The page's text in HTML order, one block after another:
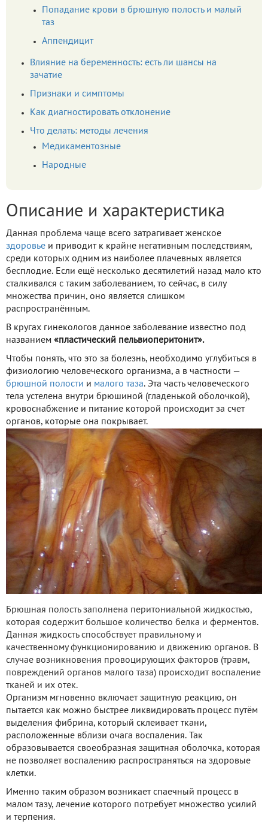
Попадание крови в брюшную полость и малый
таз
Аппендицит
Влияние на беременность: есть ли шансы на
зачатие
Признаки и симптомы
Как диагностировать отклонение
Что делать: методы лечения
Медикаментозные
Народные
Описание и характеристика
Данная проблема чаще всего затрагивает женское
здоровье и приводит к крайне негативным последствиям,
среди которых одним из наиболее плачевных является
бесплодие. Если ещё несколько десятилетий назад мало кто
сталкивался с таким заболеванием, то сейчас, в силу
множества причин, оно является слишком
распространённым.
В кругах гинекологов данное заболевание известно под
названием «пластический пельвиоперитонит».
Чтобы понять, что это за болезнь, необходимо углубиться в
физиологию человеческого организма, а в частности —
брюшной полости и малого таза. Эта часть человеческого
тела устелена внутри брюшиной (гладенькой оболочкой),
кровоснабжение и питание которой происходит за счет
органов, которые она покрывает.
Брюшная полость заполнена перитониальной жидкостью,
которая содержит большое количество белка и ферментов.
Данная жидкость способствует правильному и
качественному функционированию и движению органов. В
случае возникновения провоцирующих факторов (травм,
повреждений органов малого таза) происходит воспаление
тканей и их отек.
Организм мгновенно включает защитную реакцию, он
пытается как можно быстрее ликвидировать процесс путём
выделения фибрина, который склеивает ткани,
расположенные вблизи очага воспаления. Так
образовывается своеобразная защитная оболочка, которая
не позволяет воспалению распространяться на здоровые
клетки.
Именно таким образом возникает спаечный процесс в
малом тазу, лечение которого потребует множество усилий
и терпения.